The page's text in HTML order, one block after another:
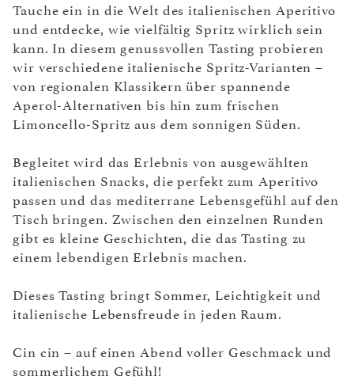
Tauche ein in die Welt des italienischen Aperitivo
und entdecke, wie vielfältig Spritz wirklich sein
kann. In diesem genussvollen Tasting probieren
wir verschiedene italienische Spritz-Varianten –
von regionalen Klassikern über spannende
Aperol-Alternativen bis hin zum frischen
Limoncello-Spritz aus dem sonnigen Süden.
Begleitet wird das Erlebnis von ausgewählten
italienischen Snacks, die perfekt zum Aperitivo
passen und das mediterrane Lebensgefühl auf den
Tisch bringen. Zwischen den einzelnen Runden
gibt es kleine Geschichten, die das Tasting zu
einem lebendigen Erlebnis machen.
Dieses Tasting bringt Sommer, Leichtigkeit und
italienische Lebensfreude in jeden Raum.
Cin cin – auf einen Abend voller Geschmack und
sommerlichem Gefühl!